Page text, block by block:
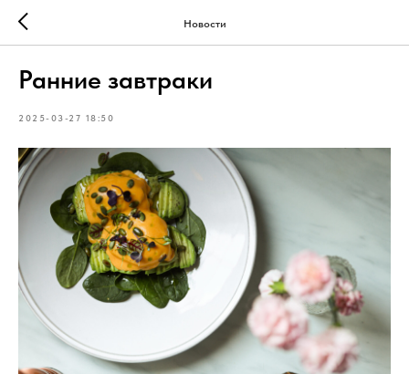
Новости
Ранние завтраки
2025-03-27 18:50